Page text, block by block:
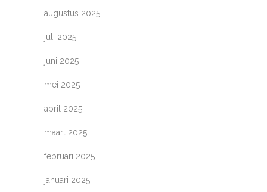
augustus 2025
juli 2025
juni 2025
mei 2025
april 2025
maart 2025
februari 2025
januari 2025